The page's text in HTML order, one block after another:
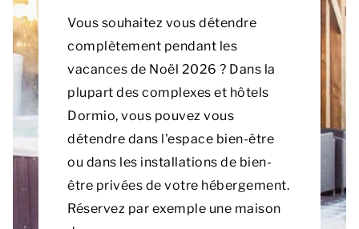
Vous souhaitez vous détendre
complètement pendant les
vacances de Noël 2026 ? Dans la
plupart des complexes et hôtels
Dormio, vous pouvez vous
détendre dans l'espace bien-être
ou dans les installations de bien-
être privées de votre hébergement.
Réservez par exemple une maison